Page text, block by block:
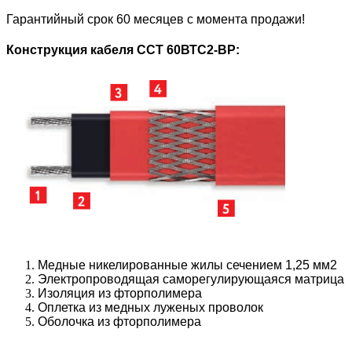
Гарантийный срок 60 месяцев с момента продажи!
Конструкция кабеля ССТ 60ВТС2-ВР:
Медные никелированные жилы сечением 1,25 мм2
Электропроводящая саморегулирующаяся матрица
Изоляция из фторполимера
Оплетка из медных луженых проволок
Оболочка из фторполимера